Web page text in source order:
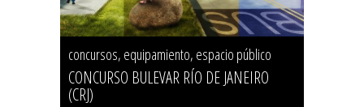
concursos, equipamiento, espacio público
CONCURSO BULEVAR RÍO DE JANEIRO
(CRJ)